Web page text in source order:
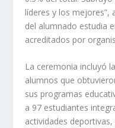
líderes y los mejores”,
del alumnado estudia
acreditados por
La ceremonia incluyó
alumnos que
sus programas
a 97 estudiantes
actividades